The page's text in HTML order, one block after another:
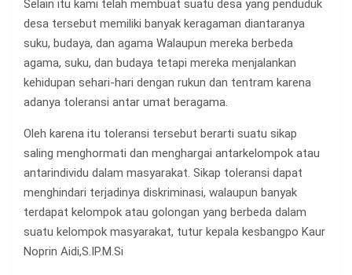
Selain itu kami telah membuat suatu desa yang penduduk
desa tersebut memiliki banyak keragaman diantaranya
suku, budaya, dan agama Walaupun mereka berbeda
agama, suku, dan budaya tetapi mereka menjalankan
kehidupan sehari-hari dengan rukun dan tentram karena
adanya toleransi antar umat beragama.
Oleh karena itu toleransi tersebut berarti suatu sikap
saling menghormati dan menghargai antarkelompok atau
antarindividu dalam masyarakat. Sikap toleransi dapat
menghindari terjadinya diskriminasi, walaupun banyak
terdapat kelompok atau golongan yang berbeda dalam
suatu kelompok masyarakat, tutur kepala kesbangpo Kaur
Noprin Aidi,S.IP.M.Si